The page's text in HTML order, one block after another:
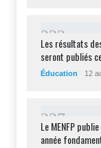
232
Les résultats
seront publiés
Éducation 12
227
Le MENFP
année